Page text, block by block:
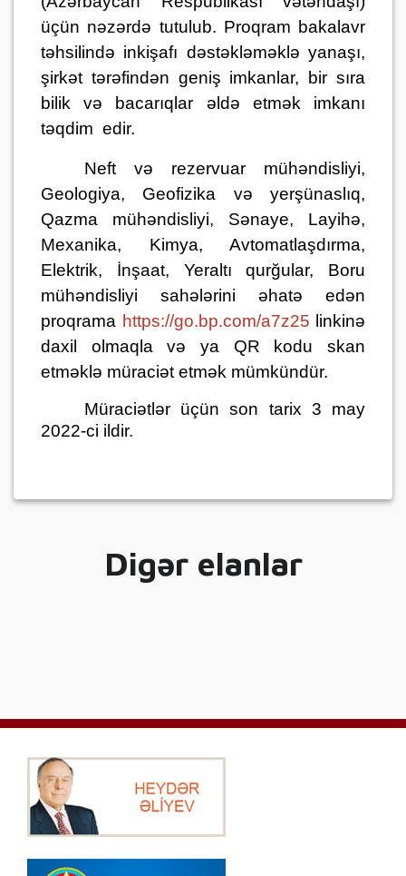
üçün nəzərdə tutulub. Proqram bakalavr
təhsilində inkişafı dəstəkləməklə yanaşı,
şirkət tərəfindən geniş imkanlar, bir sıra
bilik və bacarıqlar əldə etmək imkanı
təqdim edir.
Neft və rezervuar mühəndisliyi,
Geologiya, Geofizika və yerşünaslıq,
Qazma mühəndisliyi, Sənaye, Layihə,
Mexanika, Kimya, Avtomatlaşdırma,
Elektrik, İnşaat, Yeraltı qurğular, Boru
mühəndisliyi sahələrini əhatə edən
proqrama https://go.bp.com/a7z25 linkinə
daxil olmaqla və ya QR kodu skan
etməklə müraciət etmək mümkündür.
Müraciətlər üçün son tarix 3 may
2022-ci ildir.
Digər elanlar